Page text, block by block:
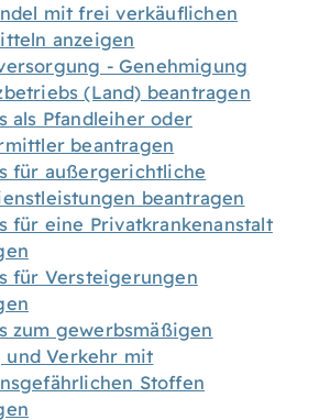
mit frei verkäuflichen
anzeigen
- Genehmigung
(Land) beantragen
als Pfandleiher oder
beantragen
für außergerichtliche
beantragen
für eine Privatkrankenanstalt
für Versteigerungen
zum gewerbsmäßigen
und Verkehr mit
Stoffen